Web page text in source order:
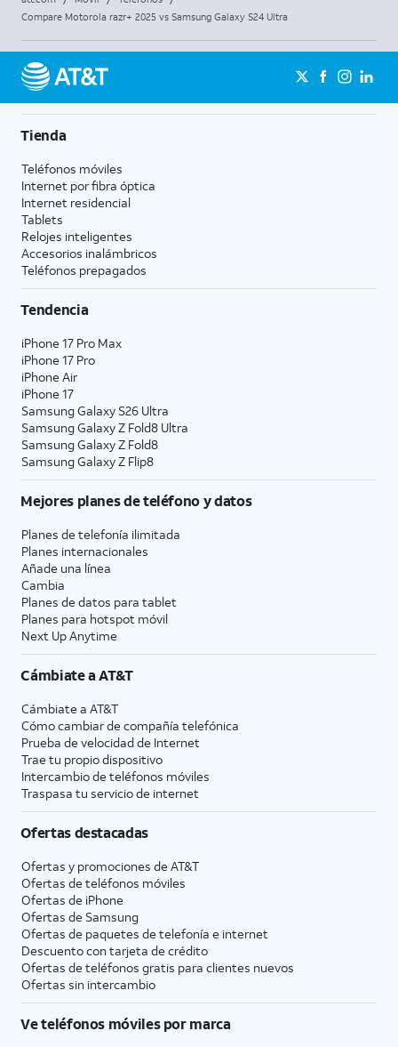
Compare Motorola razr+ 2025 vs Samsung Galaxy S24 Ultra
Tienda
Teléfonos móviles
Internet por fibra óptica
Internet residencial
Tablets
Relojes inteligentes
Accesorios inalámbricos
Teléfonos prepagados
Tendencia
iPhone 17 Pro Max
iPhone 17 Pro
iPhone Air
iPhone 17
Samsung Galaxy S26 Ultra
Samsung Galaxy Z Fold8 Ultra
Samsung Galaxy Z Fold8
Samsung Galaxy Z Flip8
Mejores planes de teléfono y datos
Planes de telefonía ilimitada
Planes internacionales
Añade una línea
Cambia
Planes de datos para tablet
Planes para hotspot móvil
Next Up Anytime
Cámbiate aAT&T
Cámbiate a AT&T
Cómo cambiar de compañía telefónica
Prueba de velocidad de Internet
Trae tu propio dispositivo
Intercambio de teléfonos móviles
Traspasa tu servicio de internet
Ofertas destacadas
Ofertas y promociones de AT&T
Ofertas de teléfonos móviles
Ofertas de iPhone
Ofertas de Samsung
Ofertas de paquetes de telefonía e internet
Descuento con tarjeta de crédito
Ofertas de teléfonos gratis para clientes nuevos
Ofertas sin intercambio
Ve teléfonos móviles por marca